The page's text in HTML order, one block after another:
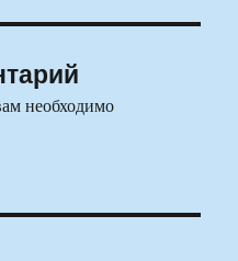
необходимо